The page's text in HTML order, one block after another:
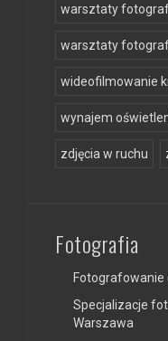
warsztaty
warsztaty
wideofilmowanie
wynajem
zdjęcia w ruchu
Fotografia
Fotografowanie
Specjalizacje
Warszawa